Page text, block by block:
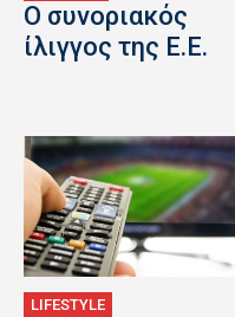
Ο συνοριακός
ίλιγγος της Ε.Ε.
LIFESTYLE